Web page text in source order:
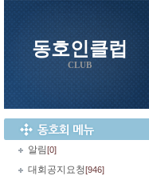
동호인클럽
CLUB
알림[0]
대회공지요청[946]